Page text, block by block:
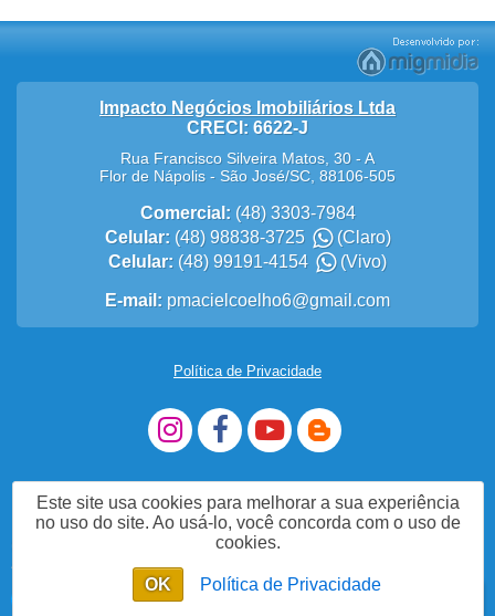
Enviar mensagem
Impacto Negócios Imobiliários Ltda
CRECI: 6622-J
Rua Francisco Silveira Matos, 30 - A
Flor de Nápolis - São José/SC 88106-505
Comercial: (48) 3303-7984
Celular: (48) 98838-3725
(Claro)
Celular: (48) 99191-4154 (Vivo)
E-mail: pmacielcoelho6@gmail.com
Política de Privacidade
Este site usa cookies para melhorar a sua experiência
no uso do site. Ao usá-lo, você concorda com o uso de
cookies.
OK Política de Privacidade